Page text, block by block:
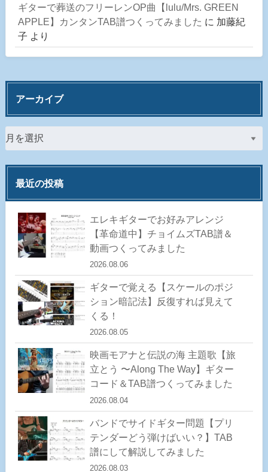
ギターで葬送のフリーレンOP曲【lulu/Mrs. GREEN
APPLE】カンタンTAB譜つくってみました に 加藤紀
子 より
アーカイブ
最近の投稿
エレキギターでお好みアレンジ
【革命道中】チョイムズTAB譜＆
動画つくってみました
2026.08.06
ギターで覚える【スケールのポジ
ション暗記法】反復すれば見えて
くる！
2026.08.05
映画モアナと伝説の海 主題歌【旅
立とう 〜Along The Way】ギター
コード＆TAB譜つくってみました
2026.08.04
バンドでサイドギター問題【プリ
テンダーどう弾けばいい？】TAB
譜にして解説してみました
2026.08.03